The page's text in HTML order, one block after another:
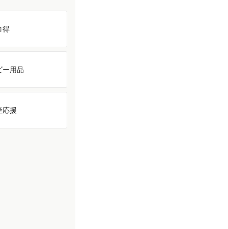
得
ー用品
応援